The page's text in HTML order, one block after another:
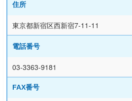
住所
東京都新宿区西新宿7-11-11
電話番号
03-3363-9181
FAX番号